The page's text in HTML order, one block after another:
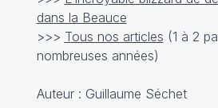
dans la Beauce
>>> Tous nos articles (1 à 2
nombreuses années)
Auteur : Guillaume Séchet